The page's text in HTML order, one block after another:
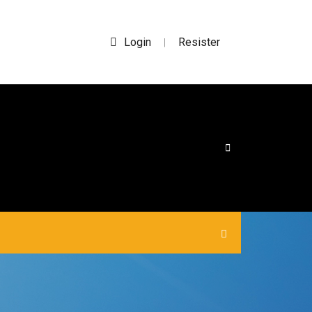
Login | Resister